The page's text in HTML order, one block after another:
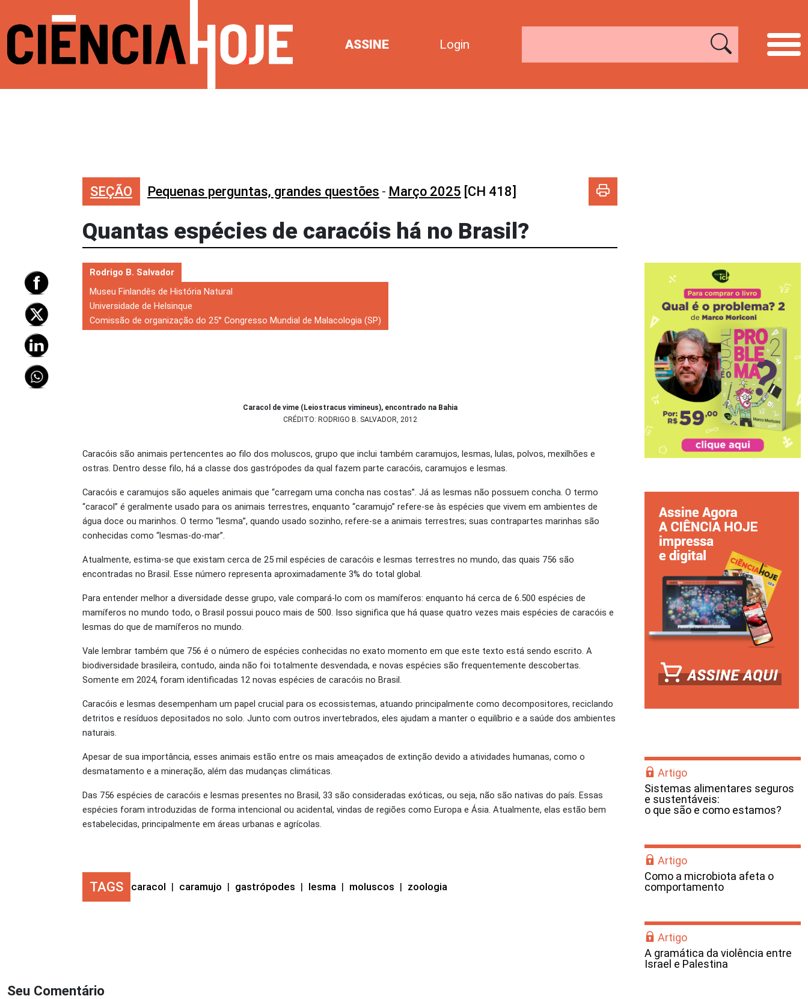
ASSINE Login
SEÇÃO Pequenas perguntas, grandes questões - Março 2025 [CH 418]
Quantas espécies de caracóis há no Brasil?
Rodrigo B. Salvador
Museu Finlandês de História Natural
Universidade de Helsinque
Comissão de organização do 25° Congresso Mundial de Malacologia (SP)
Caracol de vime (Leiostracus vimineus), encontrado na Bahia
CRÉDITO: RODRIGO B. SALVADOR, 2012
Caracóis são animais pertencentes ao filo dos moluscos, grupo que inclui também caramujos, lesmas, lulas, polvos, mexilhões e
ostras. Dentro desse filo, há a classe dos gastrópodes da qual fazem parte caracóis, caramujos e lesmas.
Caracóis e caramujos são aqueles animais que “carregam uma concha nas costas”. Já as lesmas não possuem concha. O termo
“caracol” é geralmente usado para os animais terrestres, enquanto “caramujo” refere-se às espécies que vivem em ambientes de
água doce ou marinhos. O termo “lesma”, quando usado sozinho, refere-se a animais terrestres; suas contrapartes marinhas são
conhecidas como “lesmas-do-mar”.
Atualmente, estima-se que existam cerca de 25 mil espécies de caracóis e lesmas terrestres no mundo, das quais 756 são
encontradas no Brasil. Esse número representa aproximadamente 3% do total global.
Para entender melhor a diversidade desse grupo, vale compará-lo com os mamíferos: enquanto há cerca de 6.500 espécies de
mamíferos no mundo todo, o Brasil possui pouco mais de 500. Isso significa que há quase quatro vezes mais espécies de caracóis e
lesmas do que de mamíferos no mundo.
Vale lembrar também que 756 é o número de espécies conhecidas no exato momento em que este texto está sendo escrito. A
biodiversidade brasileira, contudo, ainda não foi totalmente desvendada, e novas espécies são frequentemente descobertas.
Somente em 2024, foram identificadas 12 novas espécies de caracóis no Brasil.
Caracóis e lesmas desempenham um papel crucial para os ecossistemas, atuando principalmente como decompositores, reciclando
detritos e resíduos depositados no solo. Junto com outros invertebrados, eles ajudam a manter o equilíbrio e a saúde dos ambientes
naturais.
Apesar de sua importância, esses animais estão entre os mais ameaçados de extinção devido a atividades humanas, como o
desmatamento e a mineração, além das mudanças climáticas.
Das 756 espécies de caracóis e lesmas presentes no Brasil, 33 são consideradas exóticas, ou seja, não são nativas do país. Essas
espécies foram introduzidas de forma intencional ou acidental, vindas de regiões como Europa e Ásia. Atualmente, elas estão bem
estabelecidas, principalmente em áreas urbanas e agrícolas.
TAGS caracol | caramujo | gastrópodes | lesma | moluscos | zoologia
Artigo
Sistemas alimentares seguros
e sustentáveis:
o que são e como estamos?
Artigo
Como a microbiota afeta o
comportamento
Artigo
A gramática da violência entre
Israel e Palestina
Seu Comentário